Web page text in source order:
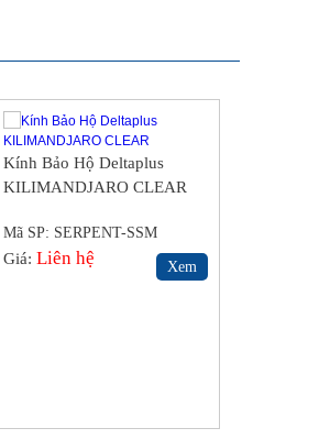
Kính Bảo Hộ Deltaplus
KILIMANDJARO CLEAR
Mã SP: SERPENT-SSM
Giá: Liên hệ Xem